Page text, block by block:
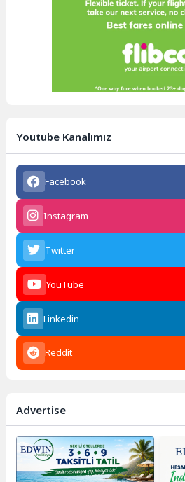
Youtube Kanalımız
Facebook
Instagram
Twitter
YouTube
Linkedin
Reddit
Advertise